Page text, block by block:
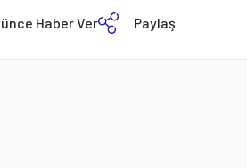
Haber Ver Paylaş